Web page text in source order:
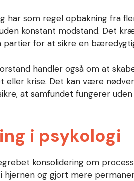
har som regel opbakning fra
konstant modstand. Det
for at sikre en
handler også om at
eller krise. Det kan være
at samfundet fungerer
i psykologi
konsolidering om
hjernen og gjort mere